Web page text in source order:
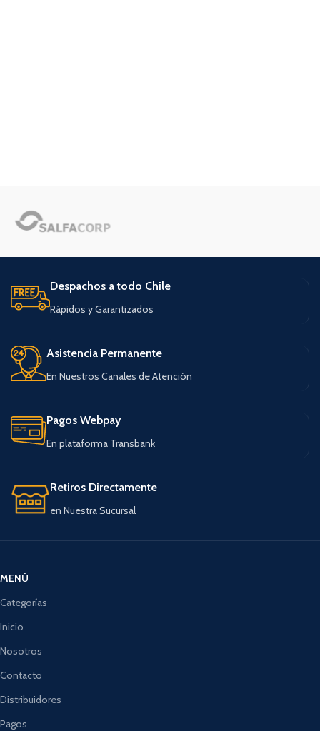
Despachos a todo Chile
Rápidos y Garantizados
Asistencia Permanente
En Nuestros Canales de Atención
Pagos Webpay
En plataforma Transbank
Retiros Directamente
en Nuestra Sucursal
MENÚ
Categorías
Inicio
Nosotros
Contacto
Distribuidores
Pagos